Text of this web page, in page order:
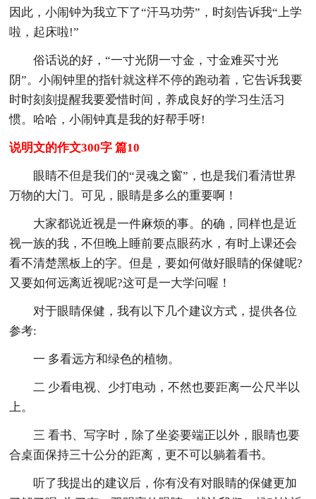
因此，小闹钟为我立下了“汗马功劳”，时刻告诉我“上学
啦，起床啦!”
俗话说的好，“一寸光阴一寸金，寸金难买寸光
阴”。小闹钟里的指针就这样不停的跑动着，它告诉我要
时时刻刻提醒我要爱惜时间，养成良好的学习生活习
惯。哈哈，小闹钟真是我的好帮手呀!
说明文的作文300字 篇10
眼睛不但是我们的“灵魂之窗”，也是我们看清世界
万物的大门。可见，眼睛是多么的重要啊！
大家都说近视是一件麻烦的事。的确，同样也是近
视一族的我，不但晚上睡前要点眼药水，有时上课还会
看不清楚黑板上的字。但是，要如何做好眼睛的保健呢?
又要如何远离近视呢?这可是一大学问喔！
对于眼睛保健，我有以下几个建议方式，提供各位
参考:
一 多看远方和绿色的植物。
二 少看电视、少打电动，不然也要距离一公尺半以
上。
三 看书、写字时，除了坐姿要端正以外，眼睛也要
合桌面保持三十公分的距离，更不可以躺着看书。
听了我提出的建议后，你有没有对眼睛的保健更加